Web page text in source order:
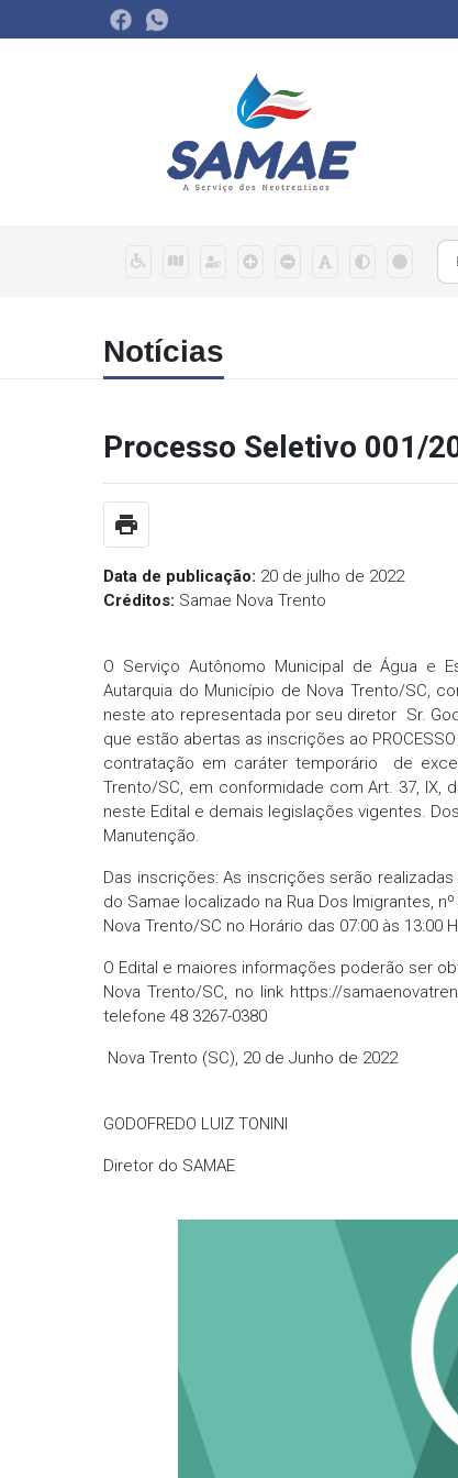
Notícias
Processo Seletivo 001/
print
Data de publicação: 20 de julho de 2022
Créditos: Samae Nova Trento
O Serviço Autônomo Municipal de Água e
Autarquia do Município de Nova Trento/SC,
neste ato representada por seu diretor Sr.
que estão abertas as inscrições ao
contratação em caráter temporário de
Trento/SC, em conformidade com Art. 37, IX,
neste Edital e demais legislações vigentes.
Manutenção.
Das inscrições: As inscrições serão
do Samae localizado na Rua Dos Imigrantes,
Nova Trento/SC no Horário das 07:00 às 13:00
O Edital e maiores informações poderão ser
Nova Trento/SC, no link https://
telefone 48 3267-0380
Nova Trento (SC), 20 de Junho de 2022
GODOFREDO LUIZ TONINI
Diretor do SAMAE